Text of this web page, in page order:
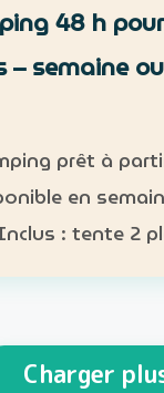
48 h
– semaine
prêt à
en
end…
Charger